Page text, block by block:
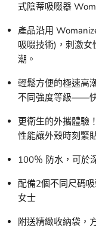
式陰蒂吸啜器
產品沿用
吸啜技術)，刺激
潮。
輕鬆方便的極速高
不同強度等級——
更衛生的外攜體驗
性能讓外殼時刻緊
100％ 防水，可於
配備2個不同尺碼
女士
附送精緻收納袋，